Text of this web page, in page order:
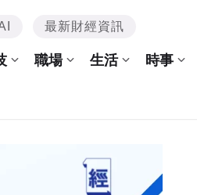
最新財經資訊
職場 生活 時事